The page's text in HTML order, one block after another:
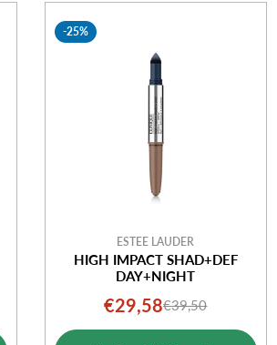
-25%
ESTEE LAUDER
HIGH IMPACT SHAD+DEF
DAY+NIGHT
Prezzo
di
€29,58Prezzo
normale
€39,50